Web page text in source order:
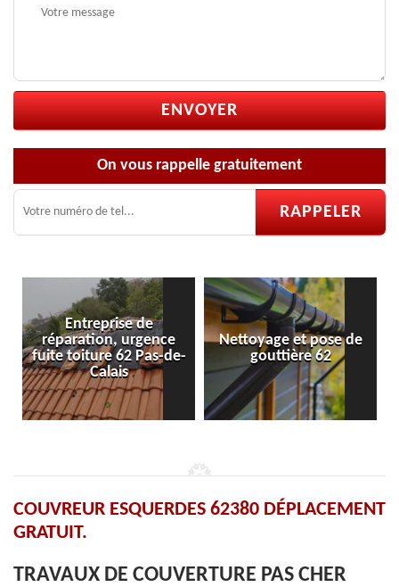
On vous rappelle gratuitement
Nettoyage et pose de
gouttière 62
Pose et réparation de
velux 62
COUVREUR ESQUERDES 62380 DÉPLACEMENT
GRATUIT.
TRAVAUX DE COUVERTURE PAS CHER